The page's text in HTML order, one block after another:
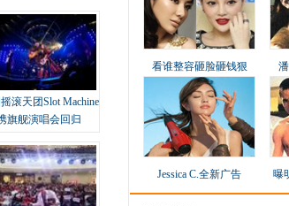
滚天团Slot Machine
旗舰演唱会回归
看谁整容砸脸砸钱狠
Jessica C.全新广告 曝